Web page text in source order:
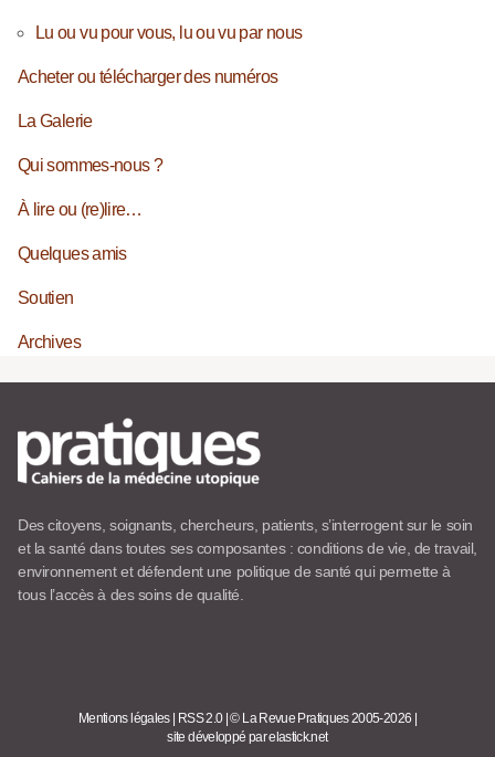
Lu ou vu pour vous, lu ou vu par nous
Acheter ou télécharger des numéros
La Galerie
Qui sommes-nous ?
À lire ou (re)lire…
Quelques amis
Soutien
Archives
Des citoyens, soignants, chercheurs, patients, s’interrogent sur le soin
et la santé dans toutes ses composantes : conditions de vie, de travail,
environnement et défendent une politique de santé qui permette à
tous l’accès à des soins de qualité.
Mentions légales RSS 2.0 |© La Revue Pratiques 2005-2026
site développé par elastick.net